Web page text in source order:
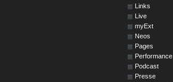
Links
Live
myExt
Neos
Pages
Performance
Podcast
Presse